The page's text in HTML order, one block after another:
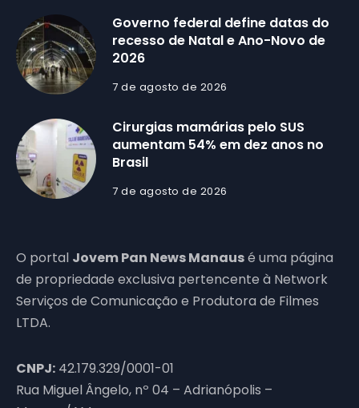
Governo federal define datas do
recesso de Natal e Ano-Novo de
2026
7 de agosto de 2026
Cirurgias mamárias pelo SUS
aumentam 54% em dez anos no
Brasil
7 de agosto de 2026
O portal Jovem Pan News Manausé uma página
de propriedade exclusiva pertencente à Network
Serviços de Comunicação e Produtora de Filmes
LTDA.
CNPJ: 42.179.329/0001-01
Rua Miguel Ângelo, nº 04 – Adrianópolis –